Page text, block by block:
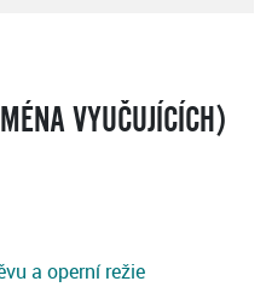
VYUČUJÍCÍCH)
a operní režie